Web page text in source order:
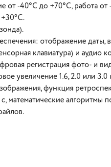
-40°С до +70°С, работа от
отображение даты,
клавиатура) и аудио
регистрация фото- и
увеличение 1.6, 2.0 или
функция
математические алгоритмы